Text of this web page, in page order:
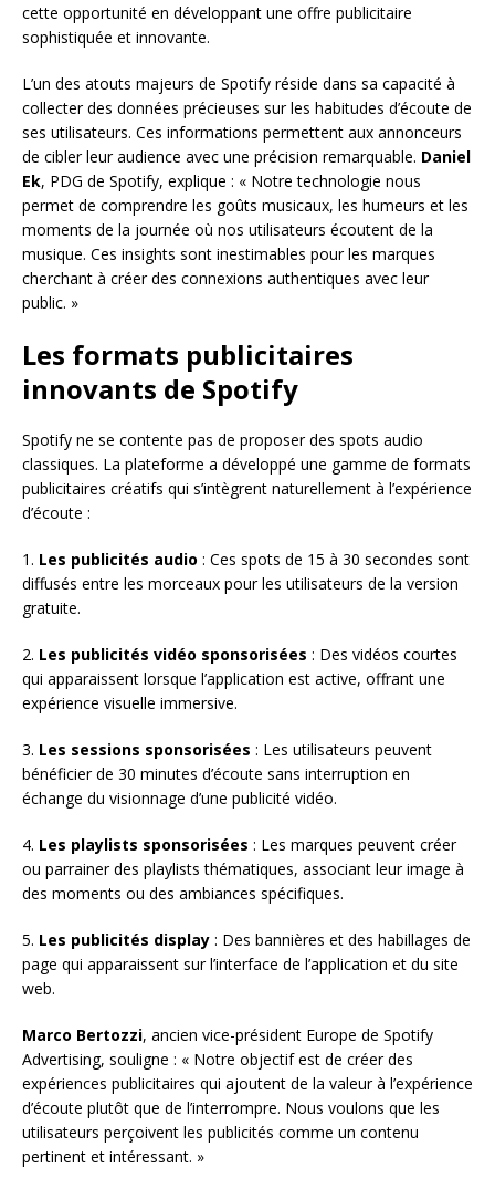
cette opportunité en développant une offre publicitaire
sophistiquée et innovante.
L’un des atouts majeurs de Spotify réside dans sa capacité à
collecter des données précieuses sur les habitudes d’écoute de
ses utilisateurs. Ces informations permettent aux annonceurs
de cibler leur audience avec une précision remarquable. Daniel
Ek, PDG de Spotify, explique : « Notre technologie nous
permet de comprendre les goûts musicaux, les humeurs et les
moments de la journée où nos utilisateurs écoutent de la
musique. Ces insights sont inestimables pour les marques
cherchant à créer des connexions authentiques avec leur
public. »
Les formats publicitaires
innovants de Spotify
Spotify ne se contente pas de proposer des spots audio
classiques. La plateforme a développé une gamme de formats
publicitaires créatifs qui s’intègrent naturellement à l’expérience
d’écoute :
1. Les publicités audio : Ces spots de 15 à 30 secondes sont
diffusés entre les morceaux pour les utilisateurs de la version
gratuite.
2. Les publicités vidéo sponsorisées : Des vidéos courtes
qui apparaissent lorsque l’application est active, offrant une
expérience visuelle immersive.
3. Les sessions sponsorisées : Les utilisateurs peuvent
bénéficier de 30 minutes d’écoute sans interruption en
échange du visionnage d’une publicité vidéo.
4. Les playlists sponsorisées : Les marques peuvent créer
ou parrainer des playlists thématiques, associant leur image à
des moments ou des ambiances spécifiques.
5. Les publicités display : Des bannières et des habillages de
page qui apparaissent sur l’interface de l’application et du site
web.
Marco Bertozzi, ancien vice-président Europe de Spotify
Advertising, souligne : « Notre objectif est de créer des
expériences publicitaires qui ajoutent de la valeur à l’expérience
d’écoute plutôt que de l’interrompre. Nous voulons que les
utilisateurs perçoivent les publicités comme un contenu
pertinent et intéressant. »